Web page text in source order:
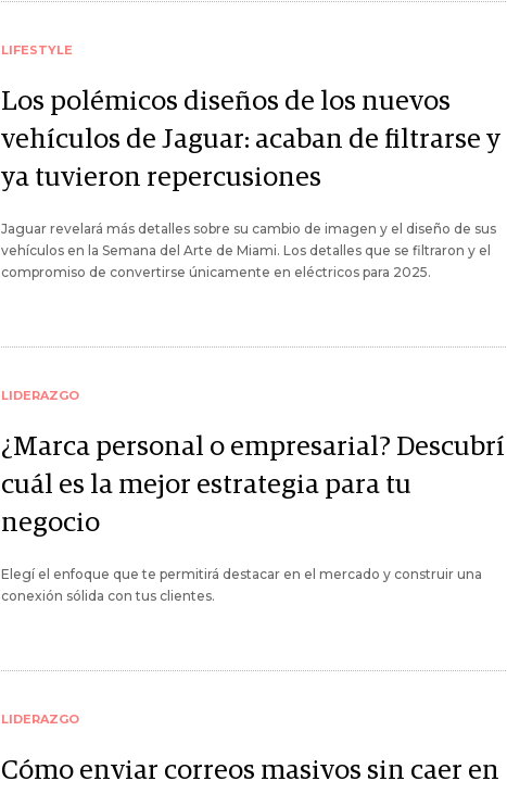
LIFESTYLE
Los polémicos diseños de los nuevos
vehículos de Jaguar: acaban de filtrarse y
ya tuvieron repercusiones
Jaguar revelará más detalles sobre su cambio de imagen y el diseño de sus
vehículos en la Semana del Arte de Miami. Los detalles que se filtraron y el
compromiso de convertirse únicamente en eléctricos para 2025.
LIDERAZGO
¿Marca personal o empresarial? Descubrí
cuál es la mejor estrategia para tu
negocio
Elegí el enfoque que te permitirá destacar en el mercado y construir una
conexión sólida con tus clientes.
LIDERAZGO
Cómo enviar correos masivos sin caer en